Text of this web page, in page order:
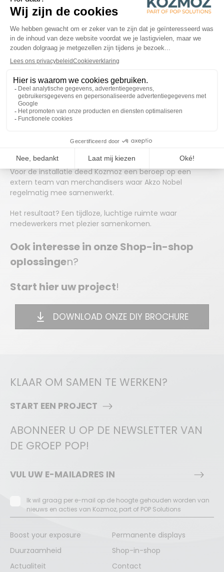
Om het merk extra in de kijker te zetten, werden er led-
borden geïnstalleerd met het logo van Trimetal in acryl.
Daarnaast werd de installatie voorzien van een groot led-
frame met een doek dat over de centrale kast werd
gespannen. Aan de zijkant van de kast zorgen twee
communicatieruimtes.
Om de productiekost zo laag mogelijk te houden, werden
elementen uit de bestaande installaties behouden en
geüpdatet. De rode kasten en witte muren van
kleur, en de lichthouten werkbladen kregen een afwerking
Voor de installatie deed Kozmoz een beroep op een
extern team van merchandisers waar Akzo Nobel
regelmatig mee samenwerkt.
Het resultaat? Een tijdloze, luchtige ruimte waar
medewerkers met plezier samenkomen.
Ook interesse in onze Shop-in-shop
oplossingen?
Start hier uw project!
DOWNLOAD ONZE DIY BROCHURE
KLAAR OM SAMEN TE WERKEN?
START EEN PROJECT
ABONNEER U OP DE NEWSLETTER VAN
DE GROEP POP!
Ik wil graag per e-mail op de hoogte gehouden worden van
nieuws en acties van Kozmoz, part of POP Solutions
Boost your exposure
Duurzaamheid
Permanente displays
Shop-in-shop
Actualiteit
Contact